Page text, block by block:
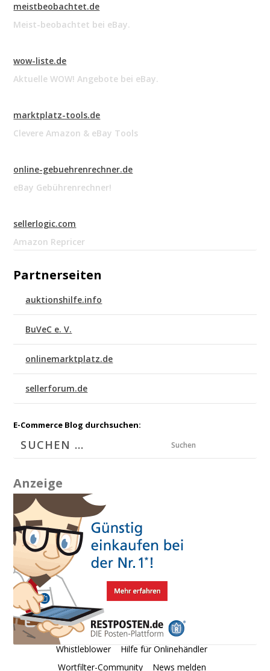
meistbeobachtet.de
Meist-beobachtet bei eBay.
wow-liste.de
Aktuelle WOW! Angebote bei eBay.
marktplatz-tools.de
Clevere Amazon & eBay Tools
online-gebuehrenrechner.de
eBay Gebührenrechner!
sellerlogic.com
Amazon Repricer
Partnerseiten
auktionshilfe.info
BuVeC e. V.
onlinemarktplatz.de
sellerforum.de
E-Commerce Blog durchsuchen:
Suchen
Anzeige
Whistleblower
Hilfe für Onlinehändler
Wortfilter-Community
News melden